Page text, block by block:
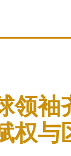
领袖
权与